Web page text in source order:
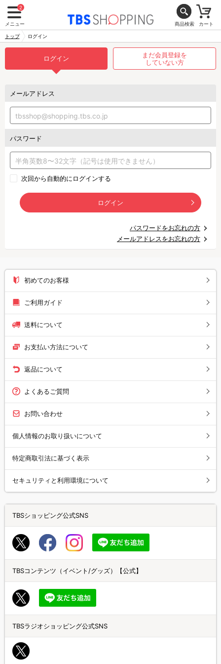
2
メニュー 商品検索 カート
トップ ログイン
ログイン
まだ会員登録を
していない方
メールアドレス
パスワード
次回から自動的にログインする
ログイン
パスワードをお忘れの方
メールアドレスをお忘れの方
初めてのお客様
ご利用ガイド
送料について
お支払い方法について
返品について
よくあるご質問
お問い合わせ
個人情報のお取り扱いについて
特定商取引法に基づく表示
セキュリティと利用環境について
TBSショッピング公式SNS
TBSコンテンツ（イベント/グッズ）【公式】
TBSラジオショッピング公式SNS